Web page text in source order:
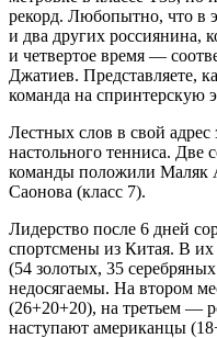
рекорд. Любопытно, что в
и два других россиянина,
и четвертое время —
Джатиев. Представляете,
команда на спринтерскую
Лестных слов в свой
настольного тенниса. Две
команды положили Маляк
Саонова (класс 7).
Лидерство после 6 дней
спортсмены из Китая. В
(54 золотых, 35
недосягаемы. На втором
(26+20+20), на третьем —
наступают американцы